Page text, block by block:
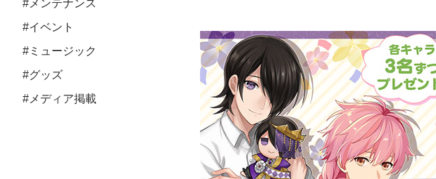
#メンテナンス
#イベント
#ミュージック
#グッズ
#メディア掲載